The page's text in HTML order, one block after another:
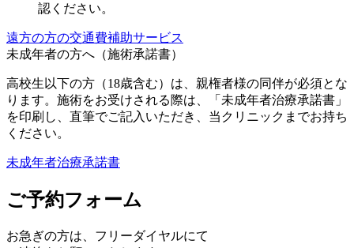
認ください。
遠方の方の交通費補助サービス
未成年者の方へ（施術承諾書）
高校生以下の方（18歳含む）は、親権者様の同伴が必須とな
ります。施術をお受けされる際は、「未成年者治療承諾書」
を印刷し、直筆でご記入いただき、当クリニックまでお持ち
ください。
未成年者治療承諾書
ご予約フォーム
お急ぎの方は、 フリーダイヤルにて